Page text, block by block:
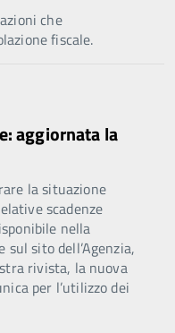
che
fiscale.
aggiornata la
la situazione
scadenze
nella
sito dell’Agenzia,
rivista, la nuova
per l’utilizzo dei